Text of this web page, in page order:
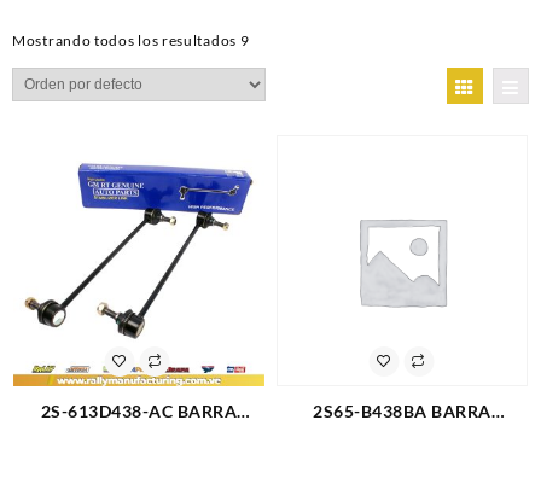
Mostrando todos los resultados 9
2S-613D438-AC BARRA
2S65-B438BA BARRA